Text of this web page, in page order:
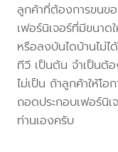
ลูกค้าที่ต้องการขนข
เฟอร์นิเจอร์ที่มีขนา
หรือลงบันไดบ้านไม่
ทีวี เป็นต้น จำเป็นต้
ไม่เป็น ถ้าลูกค้าให้โอ
ถอดประกอบเฟอร์นิเ
ท่านเองครับ